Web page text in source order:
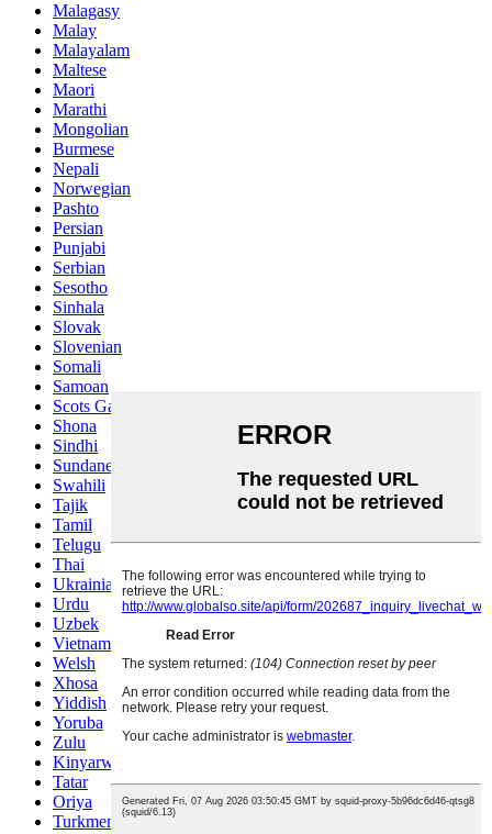
Malagasy
Malay
Malayalam
Maltese
Maori
Marathi
Mongolian
Burmese
Nepali
Norwegian
Pashto
Persian
Punjabi
Serbian
Sesotho
Sinhala
Slovak
Slovenian
Somali
Samoan
Scots Gaelic
Shona
Sindhi
Sundanese
Swahili
Tajik
Tamil
Telugu
Thai
Ukrainian
Urdu
Uzbek
Vietnamese
Welsh
Xhosa
Yiddish
Yoruba
Zulu
Kinyarwanda
Tatar
Oriya
Turkmen